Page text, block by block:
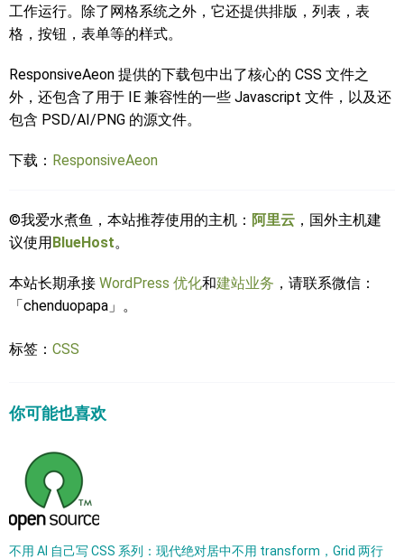
工作运行。除了网格系统之外，它还提供排版，列表，表
格，按钮，表单等的样式。
ResponsiveAeon 提供的下载包中出了核心的 CSS 文件之
外，还包含了用于 IE 兼容性的一些 Javascript 文件，以及还
包含 PSD/AI/PNG 的源文件。
下载： ResponsiveAeon
©我爱水煮鱼，本站推荐使用的主机： 阿里云 ，国外主机建
议使用BlueHost。
本站长期承接 WordPress 优化和建站业务 ，请联系微信：
「chenduopapa」。
标签： CSS
你可能也喜欢
不用 AI 自己写 CSS 系列：现代绝对居中不用 transform，Grid 两行